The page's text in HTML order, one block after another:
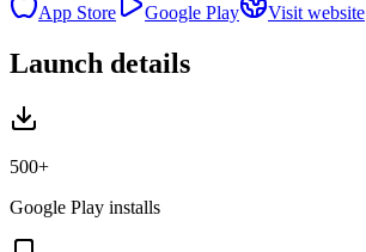
App Store Google Play Visit website
Launch details
500+
Google Play installs